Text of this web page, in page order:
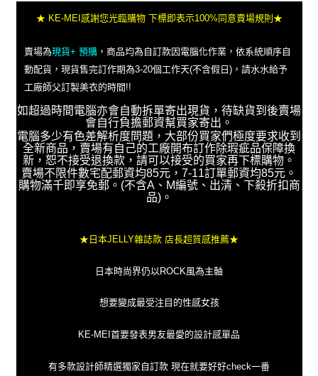
★ KE-MEI感謝您光臨購物 下標即表示100%同意賣場規則★
賣場為現貨+ 預購，商品均為自訂款因電腦化作業，依系統順序自
動配貨，現貨售完訂作期為3-20個工作天(不含假日)，請水水給予
工廠師父訂製美衣的時間!!
如超過時間電腦亦會自動拆單寄出現貨，待缺貨到後賣場
會自行負擔郵資幫買家寄出。
電腦多少有色差解析度問題，大部份買家們極度要求收到
全新商品，賣場有自己的工廠開布訂作除瑕疵品保障換
新，恕不接受退換款，請可以接受的買家再下標購物。
賣場不限件數宅配郵資均85元，7-11訂單郵資均85元。
購物滿千即享免郵。(不含A、M編號、出清、下殺折扣商
品)。
★日本JELLY雜誌款 店長超質感推薦★
日本時尚界仍以ROCK風為主軸
想要變成最受注目的性感女孩
KE-MEI首要發表男友最愛的設計感單品
有多款設計師精選獨家自訂款 現在就要好好check一番